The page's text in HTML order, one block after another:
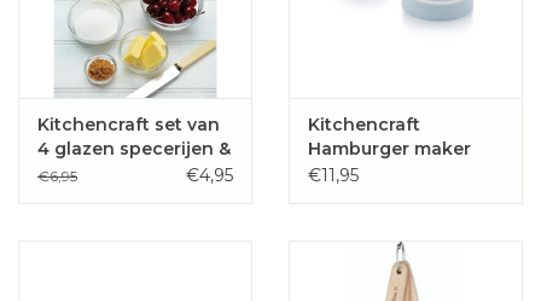
Zomer ☀️
Cadeaubonnen
Kitchencraft set van
4 glazen specerijen &
bereidingskommen
€6,95 €4,95
Kitchencraft
Hamburger maker
met 100 wax
€11,95